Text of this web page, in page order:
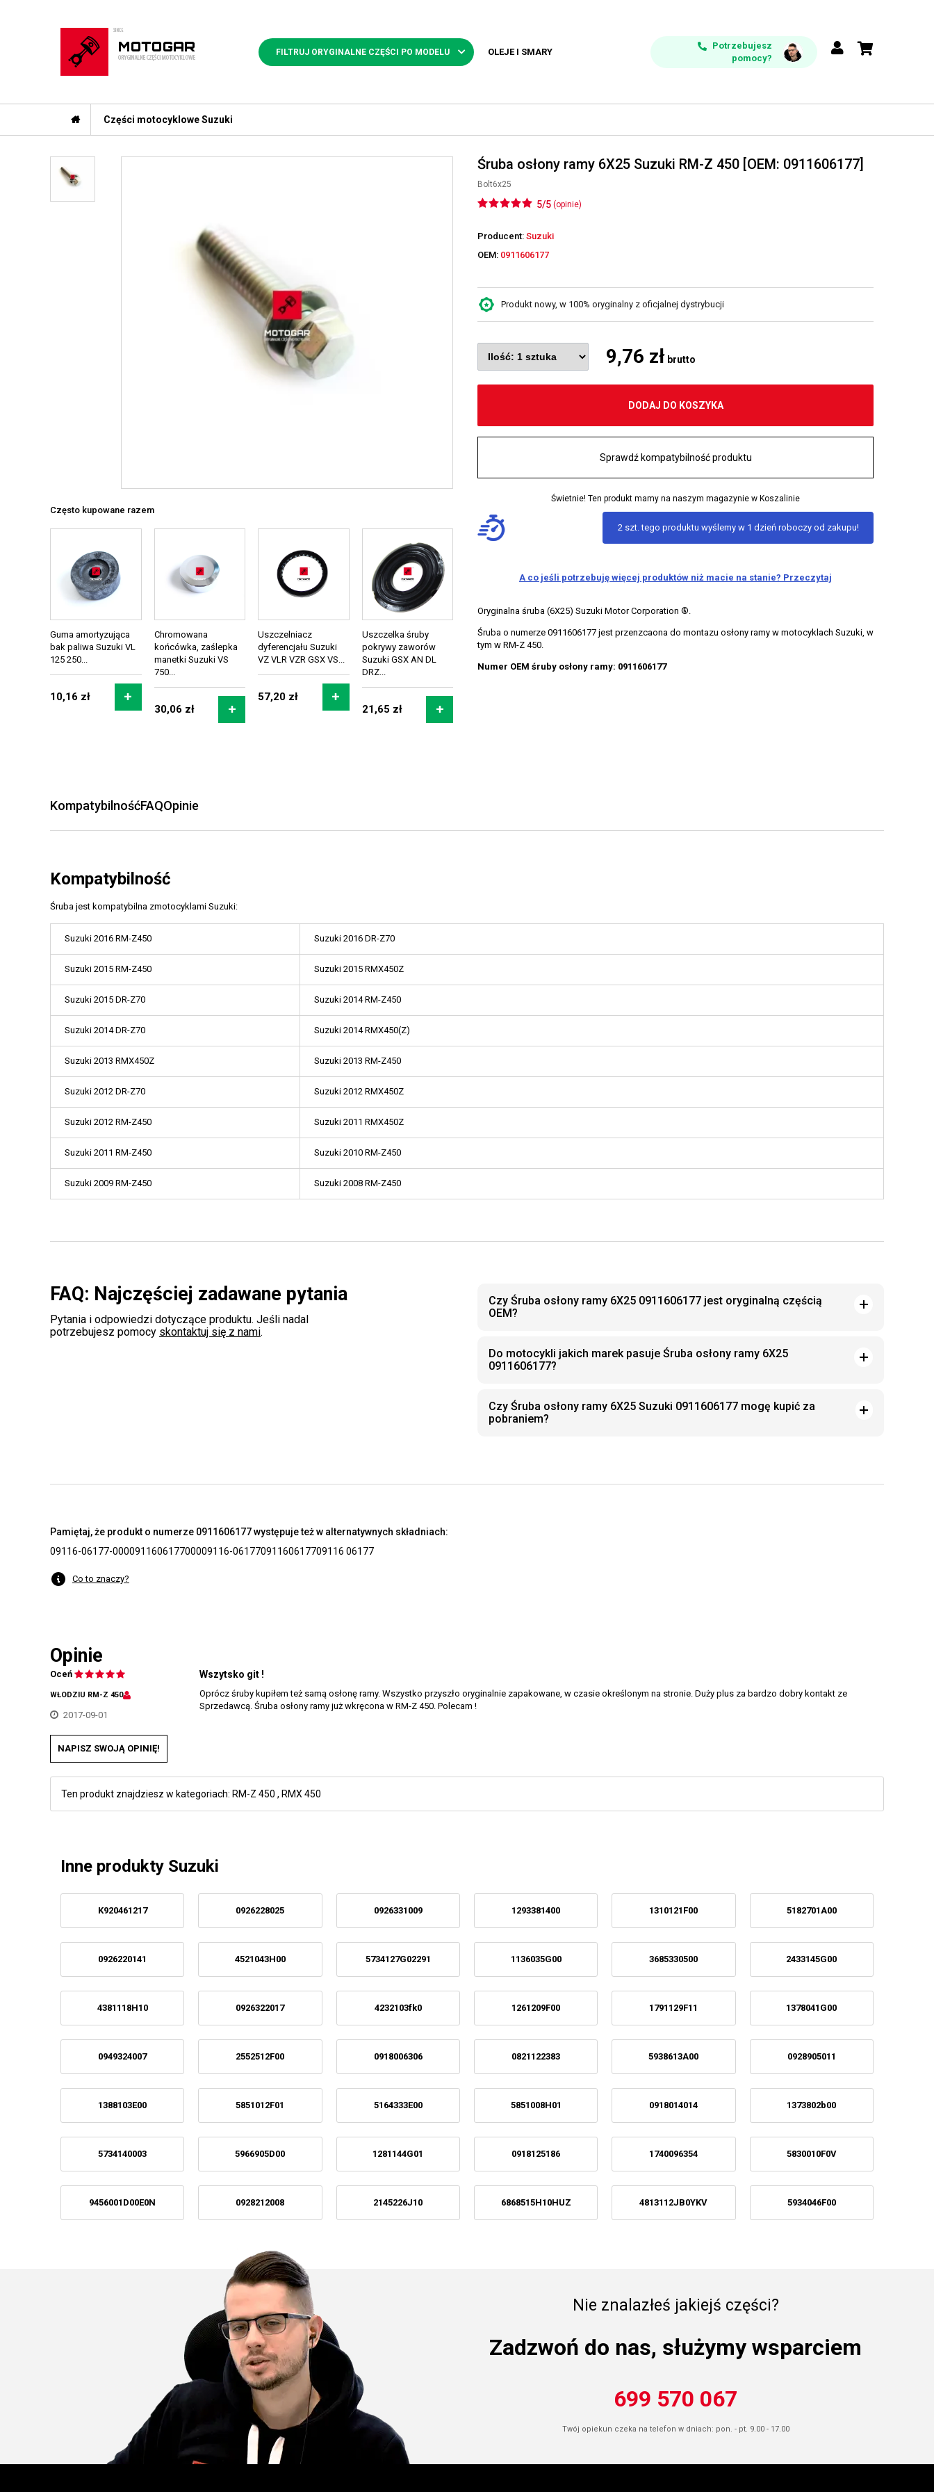
FILTRUJ ORYGINALNE CZĘŚCI PO MODELU OLEJE I SMARY
Potrzebujesz
pomocy?
Części motocyklowe Suzuki
Często kupowane razem
Guma amortyzująca
bak paliwa Suzuki VL
125 250...
10,16 zł
Chromowana
końcówka, zaślepka
manetki Suzuki VS
750...
30,06 zł
Uszczelniacz
dyferencjału Suzuki
VZ VLR VZR GSX VS...
57,20 zł
Uszczelka śruby
pokrywy zaworów
Suzuki GSX AN DL
DRZ...
21,65 zł
Śruba osłony ramy 6X25 Suzuki RM-Z 450 [OEM: 0911606177]
Bolt6x25
5/5 (opinie)
Producent: Suzuki
OEM: 0911606177
Produkt nowy, w 100% oryginalny z oficjalnej dystrybucji
9,76 zł brutto
DODAJ DO KOSZYKA
Sprawdź kompatybilność produktu
Świetnie! Ten produkt mamy na naszym magazynie w Koszalinie
2 szt. tego produktu wyślemy w 1 dzień roboczy od zakupu!
A co jeśli potrzebuję więcej produktów niż macie na stanie? Przeczytaj
Oryginalna śruba (6X25) Suzuki Motor Corporation ®.
Śruba o numerze 0911606177 jest przenzcaona do montazu osłony ramy w motocyklach Suzuki, w
tym w RM-Z 450.
Numer OEM śruby osłony ramy: 0911606177
KompatybilnośćFAQOpinie
Kompatybilność
Śruba jest kompatybilna zmotocyklami Suzuki:
Suzuki 2016 RM-Z450 Suzuki 2016 DR-Z70
Suzuki 2015 RM-Z450 Suzuki 2015 RMX450Z
Suzuki 2015 DR-Z70 Suzuki 2014 RM-Z450
Suzuki 2014 DR-Z70 Suzuki 2014 RMX450(Z)
Suzuki 2013 RMX450Z Suzuki 2013 RM-Z450
Suzuki 2012 DR-Z70 Suzuki 2012 RMX450Z
Suzuki 2012 RM-Z450 Suzuki 2011 RMX450Z
Suzuki 2011 RM-Z450 Suzuki 2010 RM-Z450
Suzuki 2009 RM-Z450 Suzuki 2008 RM-Z450
FAQ: Najczęściej zadawane pytania
Pytania i odpowiedzi dotyczące produktu. Jeśli nadal
potrzebujesz pomocy skontaktuj się z nami.
Czy Śruba osłony ramy 6X25 0911606177 jest oryginalną częścią
OEM?
Do motocykli jakich marek pasuje Śruba osłony ramy 6X25
0911606177?
Czy Śruba osłony ramy 6X25 Suzuki 0911606177 mogę kupić za
pobraniem?
Pamiętaj, że produkt o numerze 0911606177 występuje też w alternatywnych składniach:
09116-06177-000091160617700009116-06177091160617709116 06177
Co to znaczy?
Opinie
Oceń
WŁODZIU RM-Z 450
2017-09-01
Wszytsko git !
Oprócz śruby kupiłem też samą osłonę ramy. Wszystko przyszło oryginalnie zapakowane, w czasie określonym na stronie. Duży plus za bardzo dobry kontakt ze
Sprzedawcą. Śruba osłony ramy już wkręcona w RM-Z 450. Polecam !
NAPISZ SWOJĄ OPINIĘ!
Ten produkt znajdziesz w kategoriach: RM-Z 450 , RMX 450
Inne produkty Suzuki
K920461217 0926228025 0926331009 1293381400 1310121F00 5182701A00
0926220141 4521043H00 5734127G02291 1136035G00 3685330500 2433145G00
4381118H10 0926322017 4232103fk0 1261209F00 1791129F11 1378041G00
0949324007 2552512F00 0918006306 0821122383 5938613A00 0928905011
1388103E00 5851012F01 5164333E00 5851008H01 0918014014 1373802b00
5734140003 5966905D00 1281144G01 0918125186 1740096354 5830010F0V
9456001D00E0N 0928212008 2145226J10 6868515H10HUZ 4813112JB0YKV 5934046F00
Nie znalazłeś jakiejś części?
Zadzwoń do nas, służymy wsparciem
699 570 067
Twój opiekun czeka na telefon w dniach: pon. - pt. 9.00 - 17.00